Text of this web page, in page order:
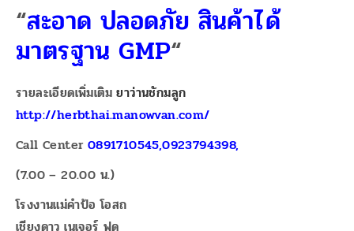
“สะอาด ปลอดภัย สินค้าได้
มาตรฐาน GMP“
รายละเอียดเพิ่มเติมยาว่านชักมลูก
http://herbthai.manowvan.com/
Call Center 0891710545,0923794398,
(7.00 – 20.00 น.)
โรงงานแม่คำป้อ โอสถ
เชียงดาว เนเจอร์ ฟูด